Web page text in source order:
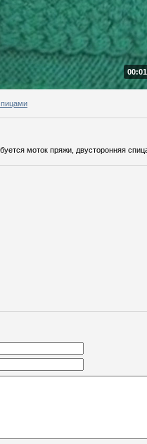
моток пряжи, двусторонняя